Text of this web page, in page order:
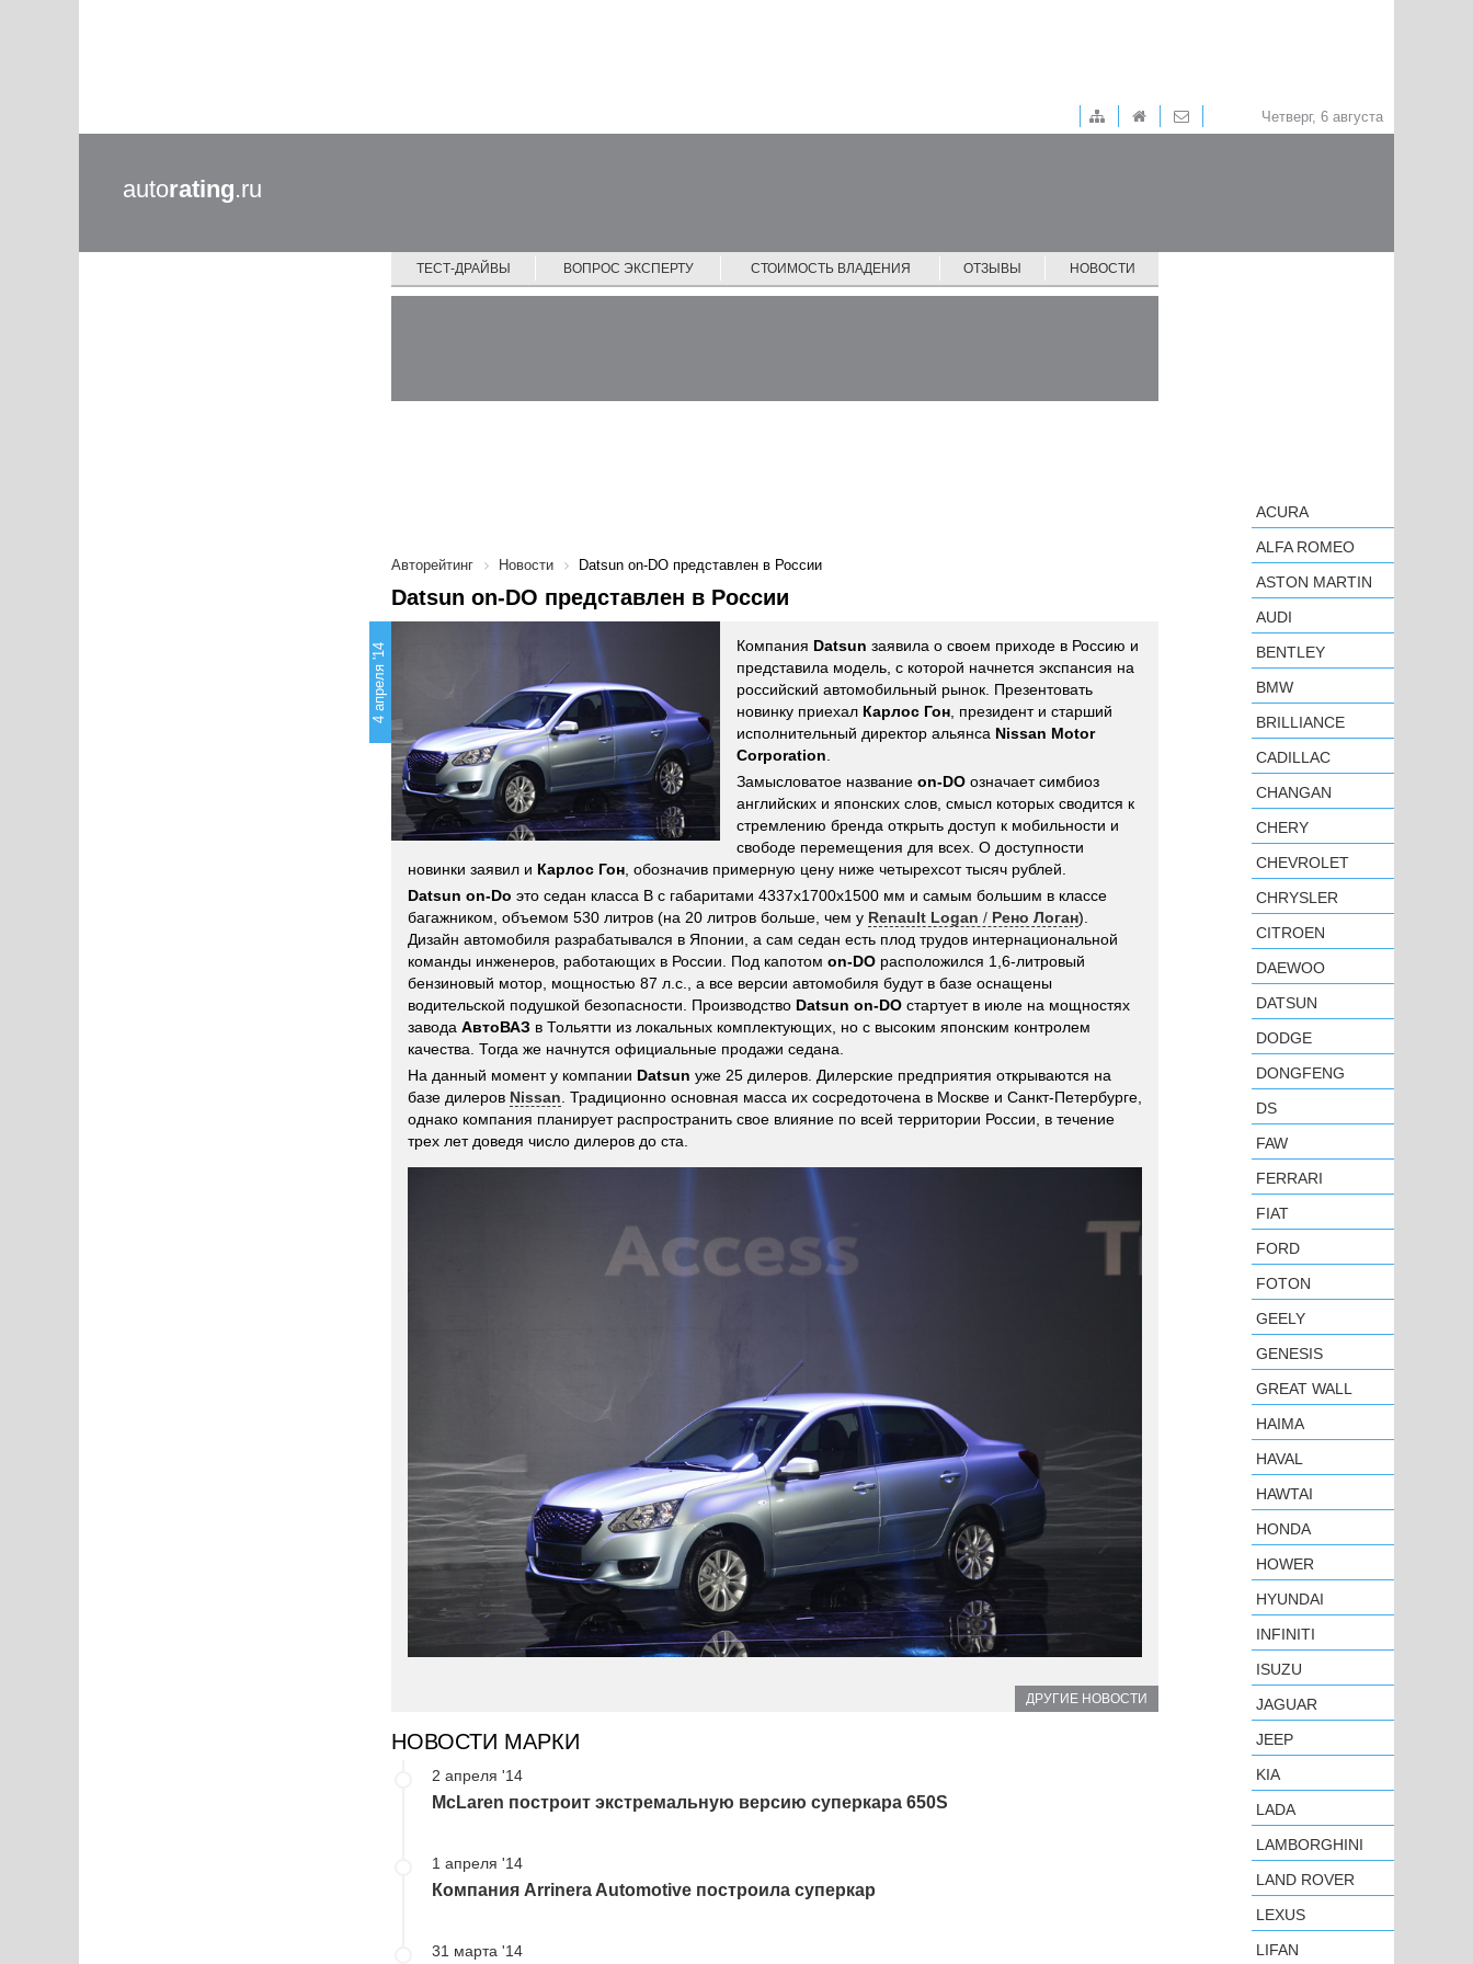
Четверг, 6 августа
autorating.ru
ТЕСТ-ДРАЙВЫ ВОПРОС ЭКСПЕРТУ СТОИМОСТЬ ВЛАДЕНИЯ ОТЗЫВЫ НОВОСТИ
Авторейтинг Новости Datsun on-DO представлен в России
Datsun on-DO представлен в России
4 апреля '14 Компания Datsun заявила о своем приходе в Россию и
представила модель, с которой начнется экспансия на
российский автомобильный рынок. Презентовать
новинку приехал Карлос Гон , президент и старший
исполнительный директор альянса Nissan Motor
Corporation
Замысловатое название on-DO означает симбиоз
английских и японских слов, смысл которых сводится к
стремлению бренда открыть доступ к мобильности и
свободе перемещения для всех. О доступности
новинки заявил и Карлос Гон , обозначив примерную цену ниже четырехсот тысяч рублей.
Datsun on-Do это седан класса B с габаритами 4337х1700х1500 мм и самым большим в классе
багажником, объемом 530 литров (на 20 литров больше, чем у Renault Logan / Рено Логан).
Дизайн автомобиля разрабатывался в Японии, а сам седан есть плод трудов интернациональной
команды инженеров, работающих в России. Под капотом on-DO расположился 1,6-литровый
бензиновый мотор, мощностью 87 л.с., а все версии автомобиля будут в базе оснащены
водительской подушкой безопасности. Производство Datsun on-DO стартует в июле на мощностях
завода АвтоВАЗ в Тольятти из локальных комплектующих, но с высоким японским контролем
качества. Тогда же начнутся официальные продажи седана.
На данный момент у компании Datsun уже 25 дилеров. Дилерские предприятия открываются на
базе дилеров Nissan . Традиционно основная масса их сосредоточена в Москве и Санкт-Петербурге,
однако компания планирует распространить свое влияние по всей территории России, в течение
трех лет доведя число дилеров до ста.
ДРУГИЕ НОВОСТИ
НОВОСТИ МАРКИ
2 апреля '14
McLaren построит экстремальную версию суперкара 650S
1 апреля '14
Компания Arrinera Automotive построила суперкар
31 марта '14
ACURA
ALFA ROMEO
ASTON MARTIN
AUDI
BENTLEY
BMW
BRILLIANCE
CADILLAC
CHANGAN
CHERY
CHEVROLET
CHRYSLER
CITROEN
DAEWOO
DATSUN
DODGE
DONGFENG
DS
FAW
FERRARI
FIAT
FORD
FOTON
GEELY
GENESIS
GREAT WALL
HAIMA
HAVAL
HAWTAI
HONDA
HOWER
HYUNDAI
INFINITI
ISUZU
JAGUAR
JEEP
KIA
LADA
LAMBORGHINI
LAND ROVER
LEXUS
LIFAN